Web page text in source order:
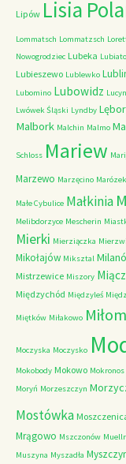
Lipów Lisia
Lommatsch Lommatzsch
Nowogrodziec Lubeka
Lubieszewo Lublewko
Lubomino Lubowidz
Lwówek Śląski Lyndby
Malbork Malchin Malmo
Schloss Mariew
Marzewo Marzęcino Marózek
Małe Cybulice Małkinia
Melibdorzyce Mescherin
Mierki Mierziączka
Mikołajów Miksztal
Mistrzewice Miszory
Międzychód Międzyleś
Miętków Miłakowo
Moczyska Moczysko
Mokobody Mokowo Mokronos
Moryń Morzeszczyn
Mostówka
Mrągowo Mszczonów
Muszyna Myszadła